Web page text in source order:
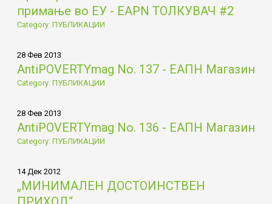
примање во ЕУ - EAPN ТОЛКУВАЧ #2
Category: ПУБЛИКАЦИИ
28 Фев 2013
AntiPOVERTYmag No. 137 - ЕАПН Магазин
Category: ПУБЛИКАЦИИ
28 Фев 2013
AntiPOVERTYmag No. 136 - ЕАПН Магазин
Category: ПУБЛИКАЦИИ
14 Дек 2012
„МИНИМАЛЕН ДОСТОИНСТВЕН